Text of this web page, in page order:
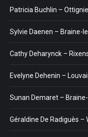
Patricia Buchlin –
Sylvie Daenen – Braine-
Cathy Deharynck –
Evelyne Dehenin –
Sunan Demaret –
Géraldine De Radiguès –